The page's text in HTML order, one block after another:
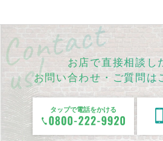
お店で直接相談し
お問い合わせ・ご質問は
タップで電話をかける